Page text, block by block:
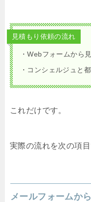
見積もり依頼の流れ
・Webフォームから
・コンシェルジュと
これだけです。
実際の流れを次の項
メールフォームか